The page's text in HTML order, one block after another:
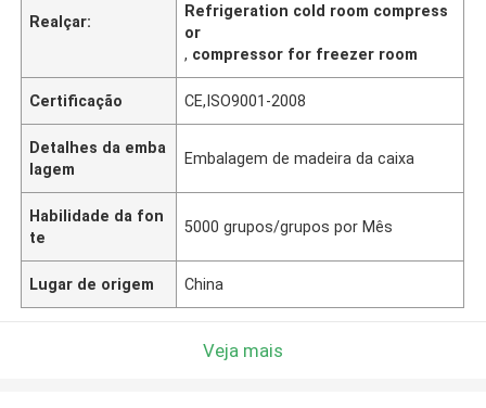
Realçar:
Refrigeration cold room compress
or
, compressor for freezer room
Certificação CE,ISO9001-2008
Detalhes da emba
lagem
Embalagem de madeira da caixa
Habilidade da fon
te
5000 grupos/grupos por Mês
Lugar de origem China
Veja mais